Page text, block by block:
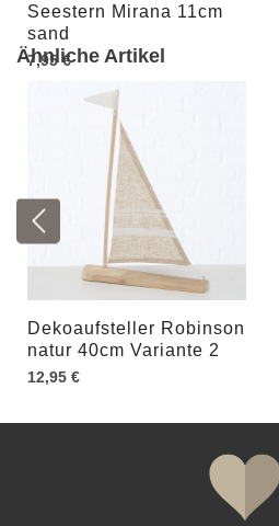
Seestern Mirana 11cm
sand
7,95 €
Ähnliche Artikel
Dekoaufsteller Robinson
natur 40cm Variante 2
12,95 €